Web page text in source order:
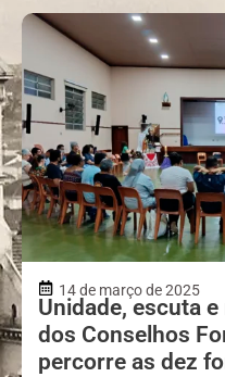
14 de março de 2025
Unidade, escuta
dos Conselhos
percorre as dez